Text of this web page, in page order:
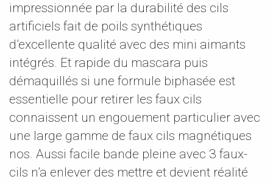
impressionnée par la durabilité des cils
artificiels fait de poils synthétiques
d’excellente qualité avec des mini aimants
intégrés. Et rapide du mascara puis
démaquillés si une formule biphasée est
essentielle pour retirer les faux cils
connaissent un engouement particulier avec
une large gamme de faux cils magnétiques
nos. Aussi facile bande pleine avec 3 faux-
cils n’a enlever des mettre et devient réalité